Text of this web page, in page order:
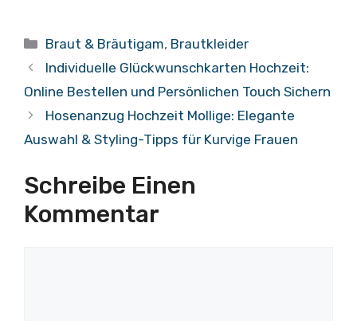
Kategorien
Braut & Bräutigam, Brautkleider
Individuelle Glückwunschkarten Hochzeit:
Online Bestellen und Persönlichen Touch Sichern
Hosenanzug Hochzeit Mollige: Elegante
Auswahl & Styling-Tipps für Kurvige Frauen
Schreibe Einen
Kommentar